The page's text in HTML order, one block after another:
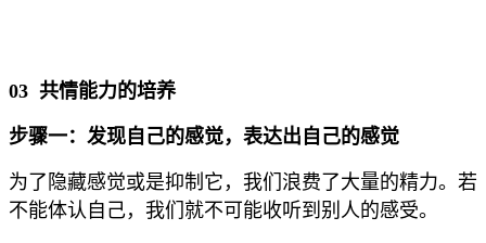
03 共情能力的培养
步骤一：发现自己的感觉，表达出自己的感觉
为了隐藏感觉或是抑制它，我们浪费了大量的精力。若
不能体认自己，我们就不可能收听到别人的感受。